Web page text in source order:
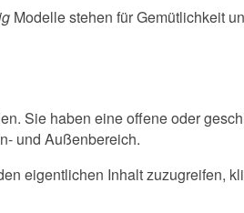
Modelle stehen für Gemütlichkeit
Sie haben eine offene oder
und Außenbereich.
eigentlichen Inhalt zuzugreifen,